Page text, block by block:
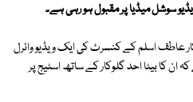
سوشل میڈیا پر مقبول ہو رہی ہے۔
عاطف اسلم کے کنسرٹ کی ایک ویڈیو وائرل
کا بیٹا احد گلوکار کے ساتھ اسٹیج پر